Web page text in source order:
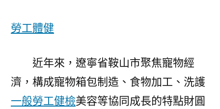
濟
力
城
勞工體健
近年來，遼寧省鞍山市聚焦寵物經
濟，構成寵物箱包制造、食物加工、洗護
一般勞工健檢美容等協同成長的特點財圓